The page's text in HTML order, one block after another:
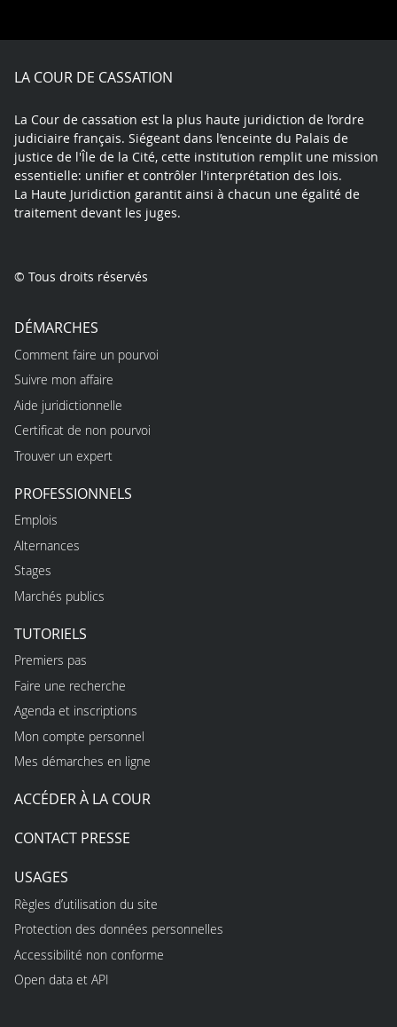
X
FacebookYoutubeLinkedInInstagram
LA COUR DE CASSATION
La Cour de cassation est la plus haute juridiction de l’ordre
judiciaire français. Siégeant dans l’enceinte du Palais de
justice de l'Île de la Cité, cette institution remplit une mission
essentielle: unifier et contrôler l'interprétation des lois.
La Haute Juridiction garantit ainsi à chacun une égalité de
traitement devant les juges.
© Tous droits réservés
DÉMARCHES
Comment faire un pourvoi
Suivre mon affaire
Aide juridictionnelle
Certificat de non pourvoi
Trouver un expert
PROFESSIONNELS
Emplois
Alternances
Stages
Marchés publics
TUTORIELS
Premiers pas
Faire une recherche
Agenda et inscriptions
Mon compte personnel
Mes démarches en ligne
ACCÉDER À LA COUR
CONTACT PRESSE
USAGES
Règles d’utilisation du site
Protection des données personnelles
Accessibilité non conforme
Open data et API